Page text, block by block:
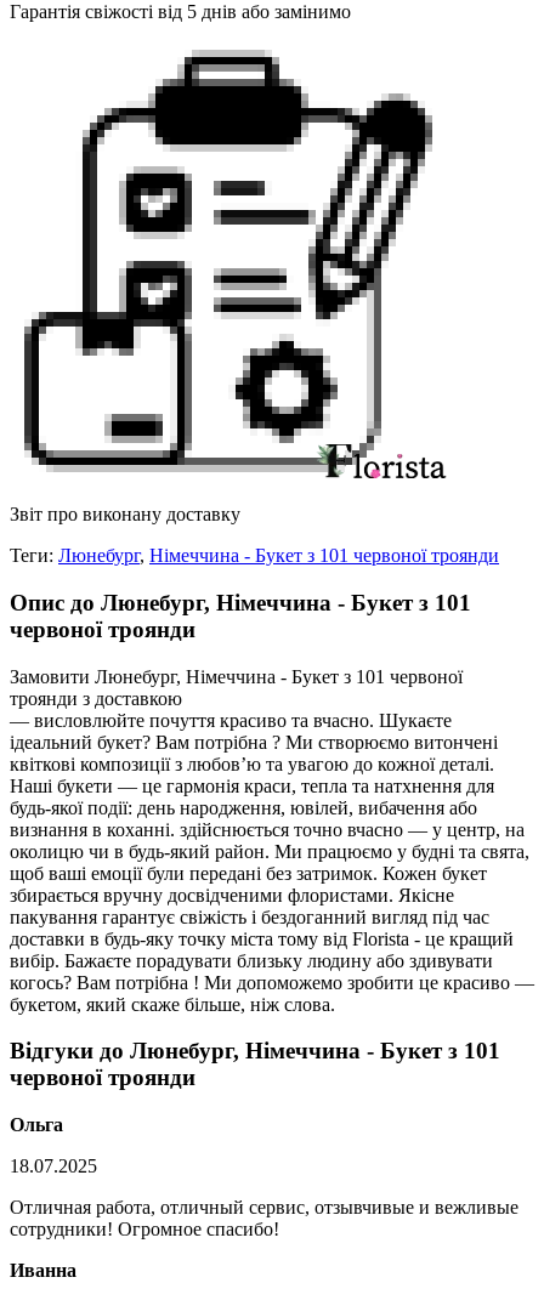
Гарантія свіжості від 5 днів або замінимо
Звіт про виконану доставку
Теги: Люнебург, Німеччина - Букет з 101 червоної троянди
Опис до Люнебург, Німеччина - Букет з 101
червоної троянди
Замовити Люнебург, Німеччина - Букет з 101 червоної
троянди з доставкою
— висловлюйте почуття красиво та вчасно. Шукаєте
ідеальний букет? Вам потрібна ? Ми створюємо витончені
квіткові композиції з любов’ю та увагою до кожної деталі.
Наші букети — це гармонія краси, тепла та натхнення для
будь-якої події: день народження, ювілей, вибачення або
визнання в коханні. здійснюється точно вчасно — у центр, на
околицю чи в будь-який район. Ми працюємо у будні та свята,
щоб ваші емоції були передані без затримок. Кожен букет
збирається вручну досвідченими флористами. Якісне
пакування гарантує свіжість і бездоганний вигляд під час
доставки в будь-яку точку міста тому від Florista - це кращий
вибір. Бажаєте порадувати близьку людину або здивувати
когось? Вам потрібна ! Ми допоможемо зробити це красиво —
букетом, який скаже більше, ніж слова.
Відгуки до Люнебург, Німеччина - Букет з 101
червоної троянди
Ольга
18.07.2025
Отличная работа, отличный сервис, отзывчивые и вежливые
сотрудники! Огромное спасибо!
Иванна